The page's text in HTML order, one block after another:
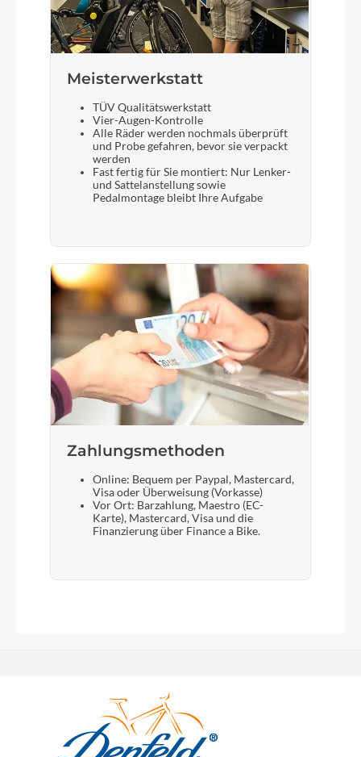
Meisterwerkstatt
TÜV Qualitätswerkstatt
Vier-Augen-Kontrolle
Alle Räder werden nochmals überprüft
und Probe gefahren, bevor sie verpackt
werden
Fast fertig für Sie montiert: Nur Lenker-
und Sattelanstellung sowie
Pedalmontage bleibt Ihre Aufgabe
Zahlungsmethoden
Online: Bequem per Paypal, Mastercard,
Visa oder Überweisung (Vorkasse)
Vor Ort: Barzahlung, Maestro (EC-
Karte), Mastercard, Visa und die
Finanzierung über Finance a Bike.